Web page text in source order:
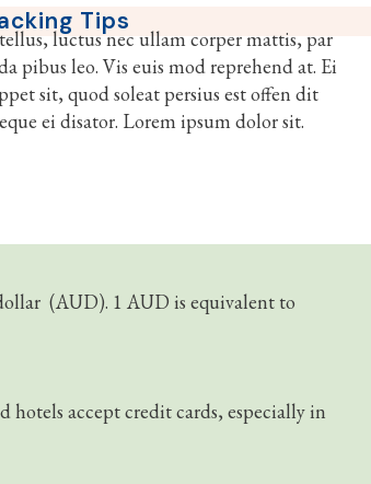
Tips
luctus nec ullam corper mattis, par
pibus leo. Vis euis mod reprehend at. Ei
sit, quod soleat persius est offen dit
ei disator. Lorem ipsum dolor sit.
(AUD). 1 AUD is equivalent to
hotels accept credit cards, especially in